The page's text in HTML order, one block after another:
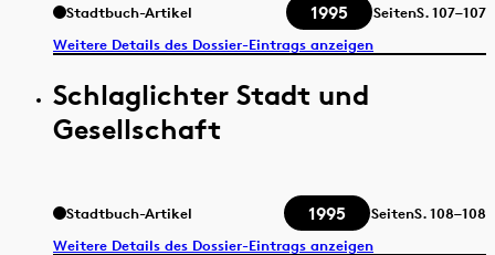
Stadtbuch-Artikel 1995 SeitenS.107–107
Weitere Details des Dossier-Eintrags anzeigen
Schlaglichter Stadt und
Gesellschaft
Stadtbuch-Artikel 1995 SeitenS.108–108
Weitere Details des Dossier-Eintrags anzeigen